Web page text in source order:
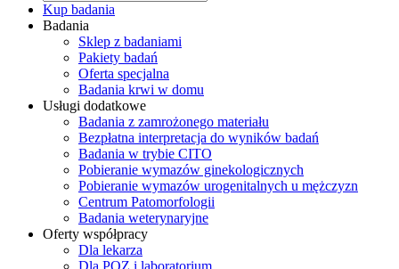
Kup badania
Badania
Sklep z badaniami
Pakiety badań
Oferta specjalna
Badania krwi w domu
Usługi dodatkowe
Badania z zamrożonego materiału
Bezpłatna interpretacja do wyników badań
Badania w trybie CITO
Pobieranie wymazów ginekologicznych
Pobieranie wymazów urogenitalnych u mężczyzn
Centrum Patomorfologii
Badania weterynaryjne
Oferty współpracy
Dla lekarza
Dla POZ i laboratorium